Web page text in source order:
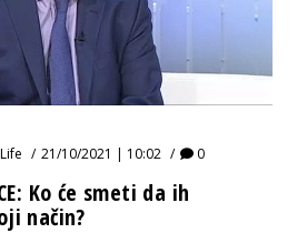
21/10/2021 | 10:02 0
Ko će smeti da ih
način?